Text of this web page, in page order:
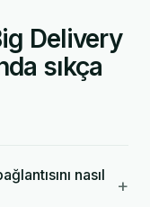
Delivery
sıkça
nasıl
+